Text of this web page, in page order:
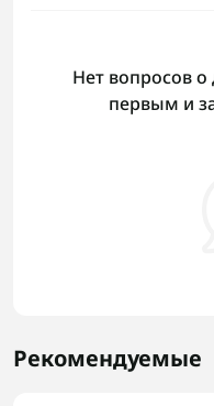
Нет вопросов о
первым и
Рекомендуемые